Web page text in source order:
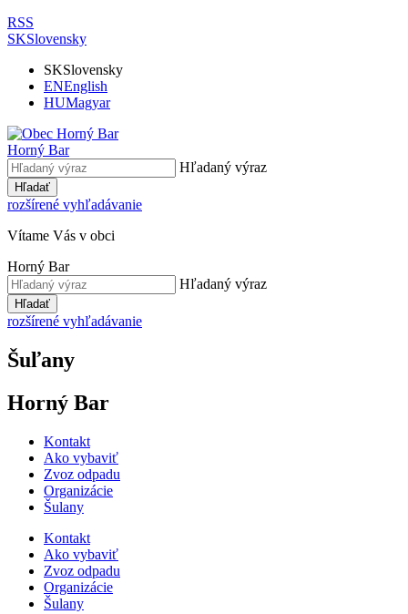
RSS
SKSlovensky
SKSlovensky
ENEnglish
HUMagyar
Horný Bar
Hľadaný výraz
Hľadať
rozšírené vyhľadávanie
Vítame Vás v obci
Horný Bar
Hľadaný výraz
Hľadať
rozšírené vyhľadávanie
Šuľany
Horný Bar
Kontakt
Ako vybaviť
Zvoz odpadu
Organizácie
Šulany
Kontakt
Ako vybaviť
Zvoz odpadu
Organizácie
Šulany